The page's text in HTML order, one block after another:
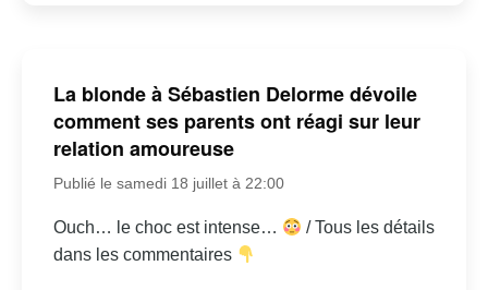
La blonde à Sébastien Delorme dévoile
comment ses parents ont réagi sur leur
relation amoureuse
Publié le samedi 18 juillet à 22:00
Ouch… le choc est intense…
/ Tous les détails
dans les commentaires